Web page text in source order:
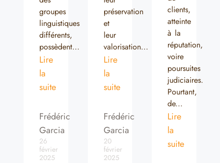
groupes
linguistiques
différents,
possèdent...
Lire
la
suite
Frédéric
Garcia
26
février
2025
préservation
et
leur
valorisation...
Lire
la
suite
Frédéric
Garcia
20
février
2025
clients,
atteinte
à la
réputation,
voire
poursuites
judiciaires.
Pourtant,
de...
Lire
la
suite